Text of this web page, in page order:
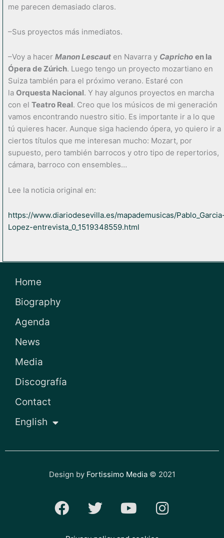
me parecen demasiado claros.
–Sus proyectos más inmediatos.
–Voy a hacer Manon Lescaut en Navarra y Capricho en la
Ópera de Zúrich. Luego tengo un proyecto mozartiano en
Suiza también para el próximo verano. Estaré con
la Orquesta Nacional. Y hay algunos proyectos en marcha
con el Teatro Real. Creo que los músicos de mi generación
vamos encontrando nuestro sitio. Es importante ir a lo que
tú quieres hacer. Aunque siga haciendo ópera, yo quiero ir a
ciertos títulos que me interesan mucho: Mozart, por
supuesto, pero también barrocos y otro tipo de repertorios,
cámara, barroco con ensembles…
Lee la noticia original en:
https://www.diariodesevilla.es/mapademusicas/
Lopez-entrevista_0_1519348559.html
Home
Biography
Agenda
News
Media
Discografía
Contact
English
Design by Fortissimo Media© 2021
F
T
Y
I